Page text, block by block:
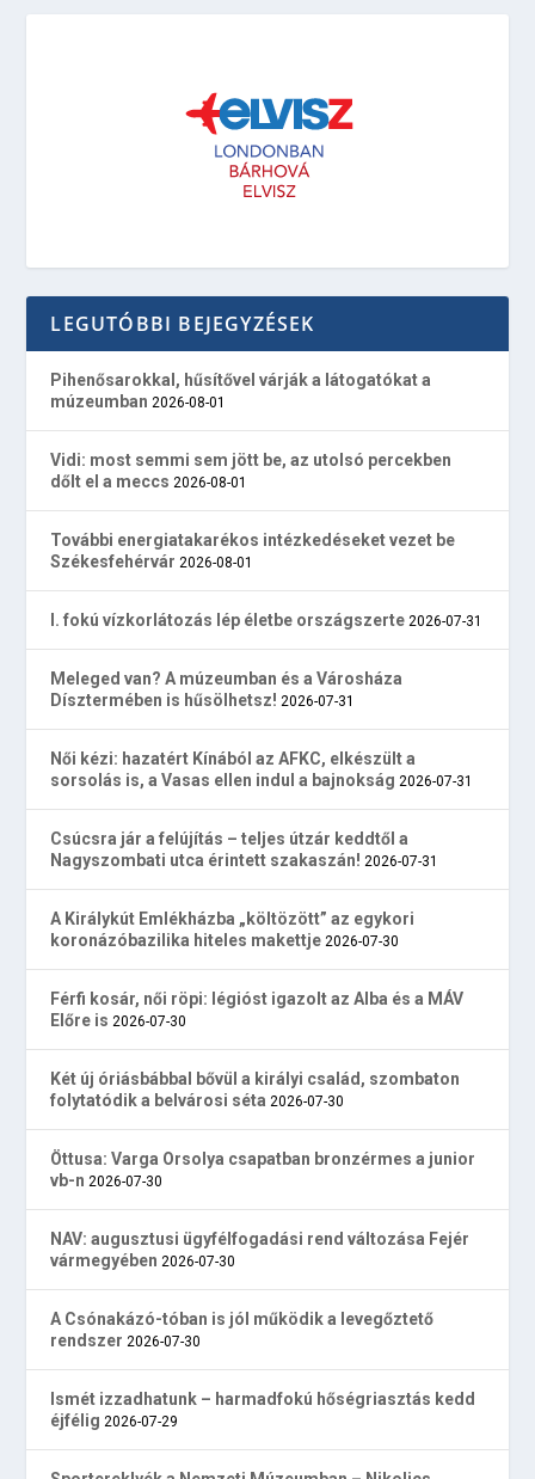
LEGUTÓBBI BEJEGYZÉSEK
Pihenősarokkal, hűsítővel várják a látogatókat a
múzeumban 2026-08-01
Vidi: most semmi sem jött be, az utolsó percekben
dőlt el a meccs 2026-08-01
További energiatakarékos intézkedéseket vezet be
Székesfehérvár 2026-08-01
I. fokú vízkorlátozás lép életbe országszerte 2026-07-31
Meleged van? A múzeumban és a Városháza
Dísztermében is hűsölhetsz! 2026-07-31
Női kézi: hazatért Kínából az AFKC, elkészült a
sorsolás is, a Vasas ellen indul a bajnokság 2026-07-31
Csúcsra jár a felújítás – teljes útzár keddtől a
Nagyszombati utca érintett szakaszán! 2026-07-31
A Királykút Emlékházba „költözött” az egykori
koronázóbazilika hiteles makettje 2026-07-30
Férfi kosár, női röpi: légióst igazolt az Alba és a MÁV
Előre is 2026-07-30
Két új óriásbábbal bővül a királyi család, szombaton
folytatódik a belvárosi séta 2026-07-30
Öttusa: Varga Orsolya csapatban bronzérmes a junior
vb-n 2026-07-30
NAV: augusztusi ügyfélfogadási rend változása Fejér
vármegyében 2026-07-30
A Csónakázó-tóban is jól működik a levegőztető
rendszer 2026-07-30
Ismét izzadhatunk – harmadfokú hőségriasztás kedd
éjfélig 2026-07-29